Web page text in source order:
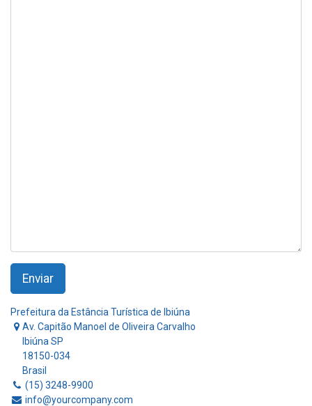
Enviar
Prefeitura da Estância Turística de Ibiúna
Av. Capitão Manoel de Oliveira Carvalho
Ibiúna SP
18150-034
Brasil
(15) 3248-9900
info@yourcompany.com